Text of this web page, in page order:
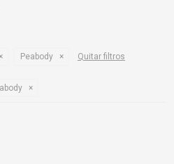
Peabody Quitar filtros